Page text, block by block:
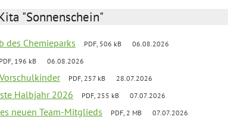
"Sonnenschein"
des Chemieparks PDF, 506 kB 06.08.2026
PDF, 196 kB 06.08.2026
PDF, 257 kB 28.07.2026
Halbjahr 2026 PDF, 255 kB 07.07.2026
neuen Team-Mitglieds PDF, 2 MB 07.07.2026